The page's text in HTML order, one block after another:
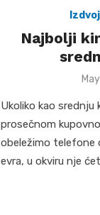
Najbolji
Ukoliko kao srednju
prosečnom
obeležimo telefone
evra, u okviru nje